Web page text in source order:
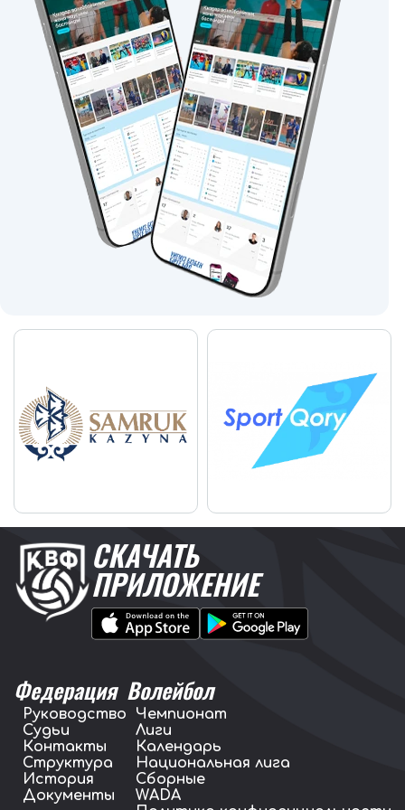
СКАЧАТЬ
ПРИЛОЖЕНИЕ
Федерация
Руководство
Судьи
Контакты
Структура
История
Документы
Волейбол
Чемпионат
Лиги
Календарь
Национальная лига
Сборные
WADA